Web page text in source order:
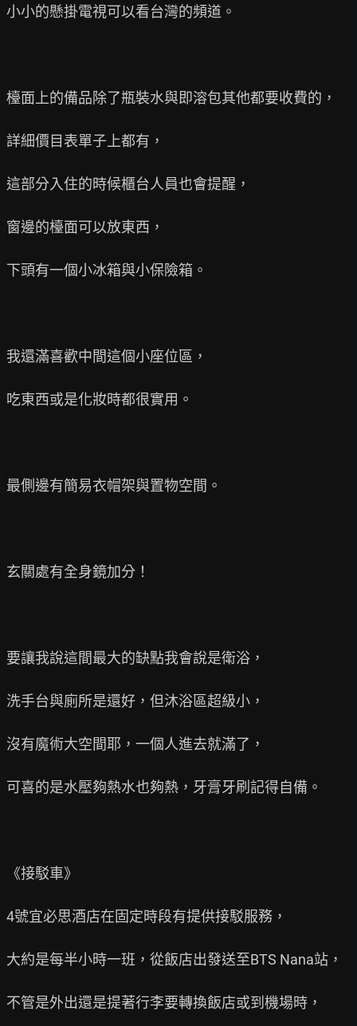
小小的懸掛電視可以看台灣的頻道。
檯面上的備品除了瓶裝水與即溶包其他都要收費的，
詳細價目表單子上都有，
這部分入住的時候櫃台人員也會提醒，
窗邊的檯面可以放東西，
下頭有一個小冰箱與小保險箱。
我還滿喜歡中間這個小座位區，
吃東西或是化妝時都很實用。
最側邊有簡易衣帽架與置物空間。
玄關處有全身鏡加分！
要讓我說這間最大的缺點我會說是衛浴，
洗手台與廁所是還好，但沐浴區超級小，
沒有魔術大空間耶，一個人進去就滿了，
可喜的是水壓夠熱水也夠熱，牙膏牙刷記得自備。
《接駁車》
4號宜必思酒店在固定時段有提供接駁服務，
大約是每半小時一班，從飯店出發送至BTS Nana站，
不管是外出還是提著行李要轉換飯店或到機場時，